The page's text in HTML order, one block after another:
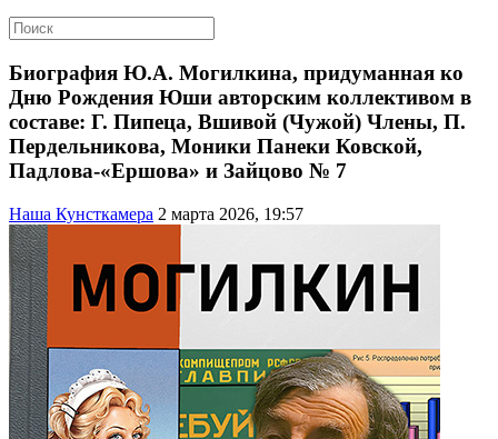
Биография Ю.А. Могилкина, придуманная ко
Дню Рождения Юши авторским коллективом в
составе: Г. Пипеца, Вшивой (Чужой) Члены, П.
Пердельникова, Моники Панеки Ковской,
Падлова-«Ершова» и Зайцово № 7
Наша Кунсткамера 2 марта 2026, 19:57